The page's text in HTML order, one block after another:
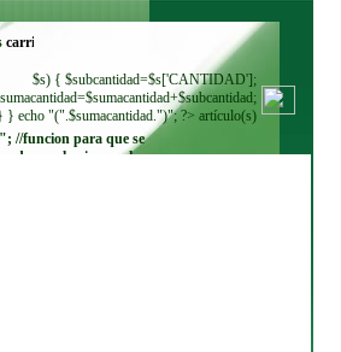
$s) { $subcantidad=$s['CANTIDAD'];
} echo "(".$sumacantidad.")"; ?> artículo(s)
"; //funcion para que se
se seleccione. echo